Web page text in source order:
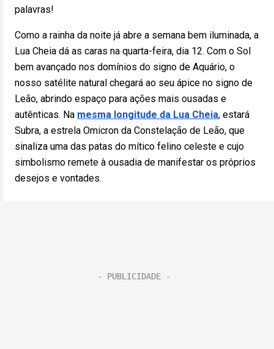
palavras!
Como a rainha da noite já abre a semana bem iluminada, a
Lua Cheia dá as caras na quarta-feira, dia 12. Com o Sol
bem avançado nos domínios do signo de Aquário, o
nosso satélite natural chegará ao seu ápice no signo de
Leão, abrindo espaço para ações mais ousadas e
autênticas. Na mesma longitude da Lua Cheia, estará
Subra, a estrela Omicron da Constelação de Leão, que
sinaliza uma das patas do mítico felino celeste e cujo
simbolismo remete à ousadia de manifestar os próprios
desejos e vontades.